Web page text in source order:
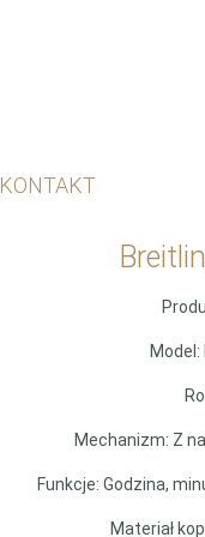
KONTAKT
Model:
Mechanizm: Z
Funkcje: Godzina,
Materiał